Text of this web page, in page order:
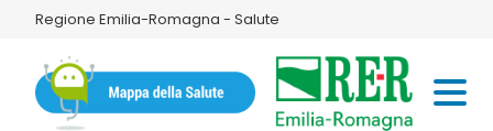
Regione Emilia-Romagna - Salute